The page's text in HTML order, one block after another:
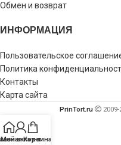
Обмен и возврат
ИНФОРМАЦИЯ
Пользовательское
Политика
Контакты
Карта сайта
PrinTort.ru
Мой аккаунт
Корзина